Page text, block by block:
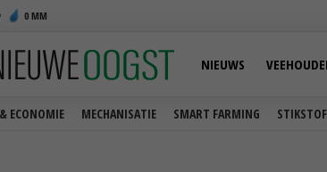
0 MM
ECONOMIE MECHANISATIE SMART FARMING STIKSTOF
NIEUWS